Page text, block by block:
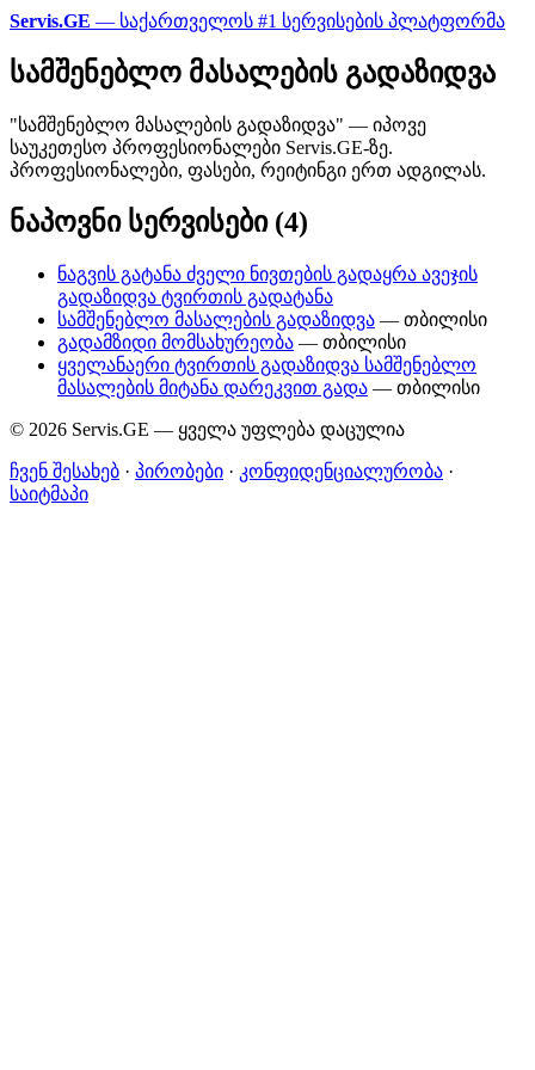
Servis.GE — საქართველოს #1 სერვისების პლატფორმა
სამშენებლო მასალების გადაზიდვა
"სამშენებლო მასალების გადაზიდვა" — იპოვე
საუკეთესო პროფესიონალები Servis.GE-ზე.
პროფესიონალები, ფასები, რეიტინგი ერთ ადგილას.
ნაპოვნი სერვისები (4)
ნაგვის გატანა ძველი ნივთების გადაყრა ავეჯის
გადაზიდვა ტვირთის გადატანა
სამშენებლო მასალების გადაზიდვა — თბილისი
გადამზიდი მომსახურეობა — თბილისი
ყველანაერი ტვირთის გადაზიდვა სამშენებლო
მასალების მიტანა დარეკვით გადა — თბილისი
© 2026 Servis.GE — ყველა უფლება დაცულია
ჩვენ შესახებ · პირობები · კონფიდენციალურობა ·
საიტმაპი